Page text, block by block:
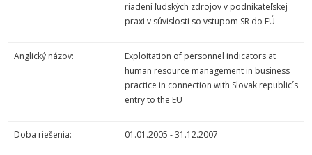
riadení ľudských zdrojov v podnikateľskej
praxi v súvislosti so vstupom SR do EÚ
Anglický názov:
Exploitation of personnel indicators at
human resource management in business
practice in connection with Slovak republic´s
entry to the EU
Doba riešenia: 01.01.2005 - 31.12.2007